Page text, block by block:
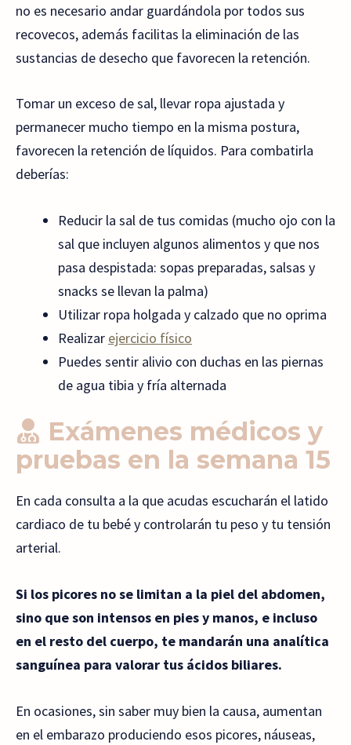
no es necesario andar guardándola por todos sus
recovecos, además facilitas la eliminación de las
sustancias de desecho que favorecen la retención.
Tomar un exceso de sal, llevar ropa ajustada y
permanecer mucho tiempo en la misma postura,
favorecen la retención de líquidos. Para combatirla
deberías:
Reducir la sal de tus comidas (mucho ojo con la
sal que incluyen algunos alimentos y que nos
pasa despistada: sopas preparadas, salsas y
snacks se llevan la palma)
Utilizar ropa holgada y calzado que no oprima
Realizar ejercicio físico
Puedes sentir alivio con duchas en las piernas
de agua tibia y fría alternada
Exámenes médicos y
pruebas en la semana 15
En cada consulta a la que acudas escucharán el latido
cardiaco de tu bebé y controlarán tu peso y tu tensión
arterial.
Si los picores no se limitan a la piel del abdomen,
sino que son intensos en pies y manos, e incluso
en el resto del cuerpo, te mandarán una analítica
sanguínea para valorar tus ácidos biliares.
En ocasiones, sin saber muy bien la causa, aumentan
en el embarazo produciendo esos picores, náuseas,